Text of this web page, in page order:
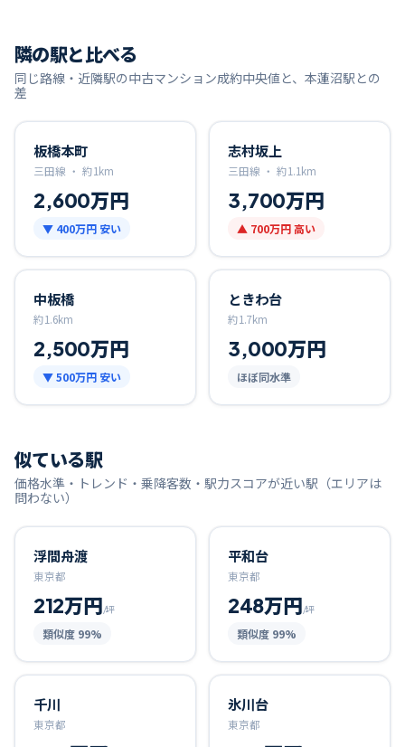
隣の駅と比べる
同じ路線・近隣駅の中古マンション成約中央値と、 本蓮沼駅との
差
板橋本町
三田線 ・ 約1km
2,600万円
▼ 400万円 安い
志村坂上
三田線 ・ 約1.1km
3,700万円
▲ 700万円高い
中板橋
約1.6km
2,500万円
▼500万円 安い
ときわ台
約1.7km
3,000万円
ほぼ同水準
似ている駅
価格水準・トレンド・乗降客数・駅力スコアが近い駅（エリアは
問わない）
浮間舟渡
東京都
212万円/坪
類似度 99%
平和台
東京都
248万円/坪
類似度 99%
千川
東京都
氷川台
東京都